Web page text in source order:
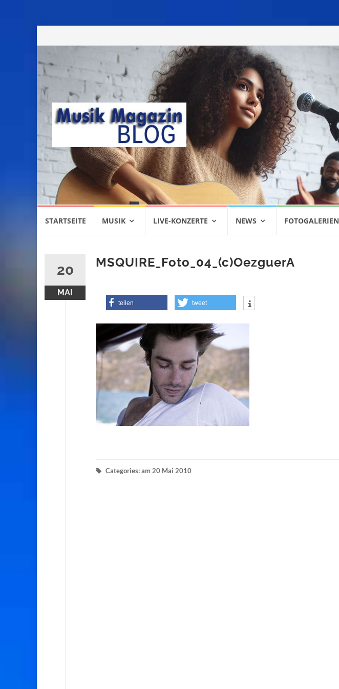
STARTSEITE MUSIK LIVE-KONZERTE NEWS FOTOGALERIEN
20
MAI
MSQUIRE_Foto_04_(c)OezguerA
teilen tweet
Categories: am 20 Mai 2010